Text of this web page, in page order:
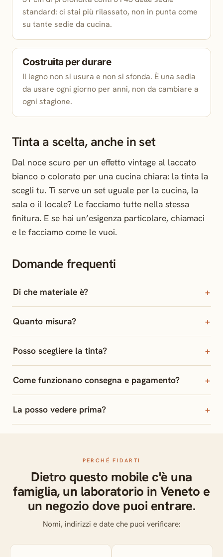
standard: ci stai più rilassato, non in punta come
su tante sedie da cucina.
Costruita per durare
Il legno non si usura e non si sfonda. È una sedia
da usare ogni giorno per anni, non da cambiare a
ogni stagione.
Tinta a scelta, anche in set
Dal noce scuro per un effetto vintage al laccato
bianco o colorato per una cucina chiara: la tinta la
scegli tu. Ti serve un set uguale per la cucina, la
sala o il locale? Le facciamo tutte nella stessa
finitura. E se hai un’esigenza particolare, chiamaci
e le facciamo come le vuoi.
Domande frequenti
Di che materiale è?
Quanto misura?
Posso scegliere la tinta?
Come funzionano consegna e pagamento?
La posso vedere prima?
PERCHÉ FIDARTI
Dietro questo mobile c'è una
famiglia, un laboratorio in Veneto e
un negozio dove puoi entrare.
Nomi, indirizzi e date che puoi verificare: